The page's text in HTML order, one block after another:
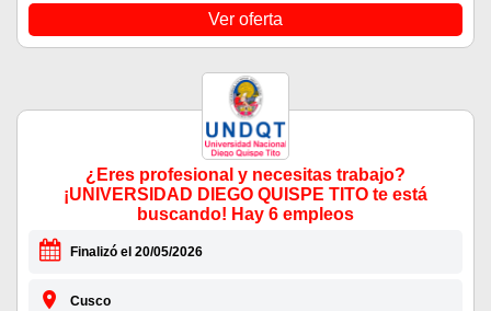
Ver oferta
¿Eres profesional y necesitas trabajo?
¡UNIVERSIDAD DIEGO QUISPE TITO te está
buscando! Hay 6 empleos
Finalizó el 20/05/2026
Cusco